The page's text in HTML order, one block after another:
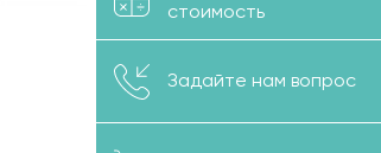
стоимость
Задайте нам вопрос